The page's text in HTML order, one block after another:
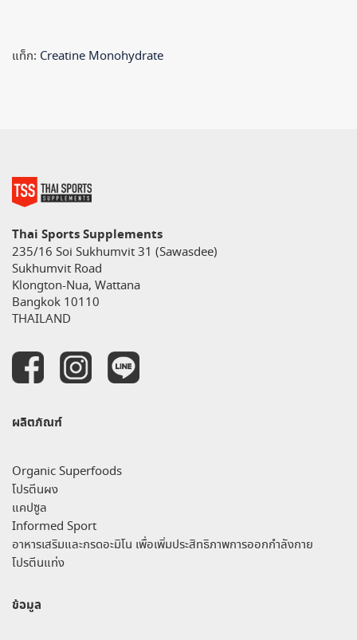
แท็ก: Creatine Monohydrate
Thai Sports Supplements
235/16 Soi Sukhumvit 31 (Sawasdee)
Sukhumvit Road
Klongton-Nua, Wattana
Bangkok 10110
THAILAND
ผลิตภัณฑ์
Organic Superfoods
โปรตีนผง
แคปซูล
Informed Sport
อาหารเสริมและกรดอะมิโน เพื่อเพิ่มประสิทธิภาพการออกกำลังกาย
โปรตีนแท่ง
ข้อมูล